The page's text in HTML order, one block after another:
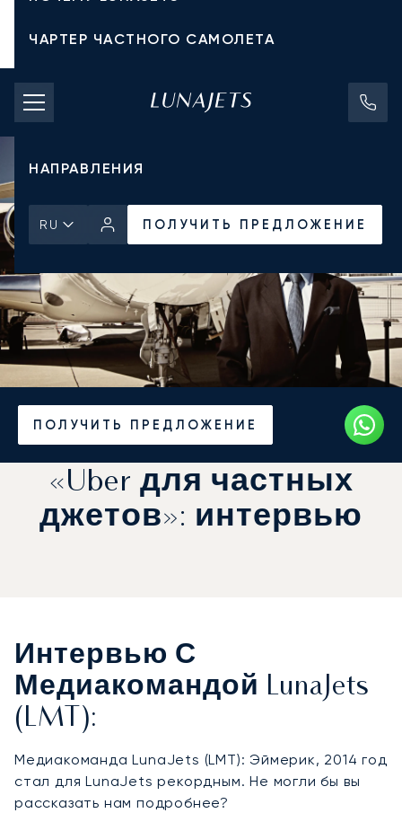
ЧАРТЕР ЧАСТНОГО САМОЛЕТА
СТОИМОСТЬ ЧАРТЕРА
ЧАСТНЫЕ САМОЛЕТЫ
НАПРАВЛЕНИЯ
RU ПОЛУЧИТЬ ПРЕДЛОЖЕНИЕ
ПОЛУЧИТЬ ПРЕДЛОЖЕНИЕ
«Uber для частных
джетов»: интервью
Интервью С
Медиакомандой LunaJets
(LMT):
Медиакоманда LunaJets (LMT): Эймерик, 2014 год
стал для LunaJets рекордным. Не могли бы вы
рассказать нам подробнее?